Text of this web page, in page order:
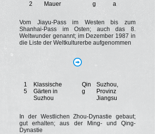
2
Mauer
g
a
Vom Jiayu-Pass im Westen bis zum
Shanhai-Pass im Osten; auch das 8.
Weltwunder genannt; im Dezember 1987 in
die Liste der Weltkulturerbe aufgenommen
1
5
Klassische
Gärten in
Suzhou
Qin
g
Suzhou,
Provinz
Jiangsu
In der Westlichen Zhou-Dynastie gebaut;
gut erhalten; aus der Ming- und Qing-
Dynastie